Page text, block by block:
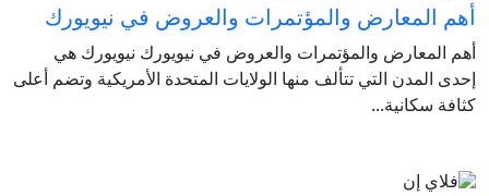
أهم المعارض والمؤتمرات والعروض في نيويورك
أهم المعارض والمؤتمرات والعروض في نيويورك نيويورك هي
إحدى المدن التي تتألف منها الولايات المتحدة الأمريكية وتضم أعلى
كثافة سكانية...